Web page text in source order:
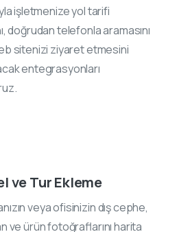
işletmenize yol tarifi
doğrudan telefonla aramasını
sitenizi ziyaret etmesini
entegrasyonları
ve Tur Ekleme
veya ofisinizin dış cephe,
ve ürün fotoğraflarını harita